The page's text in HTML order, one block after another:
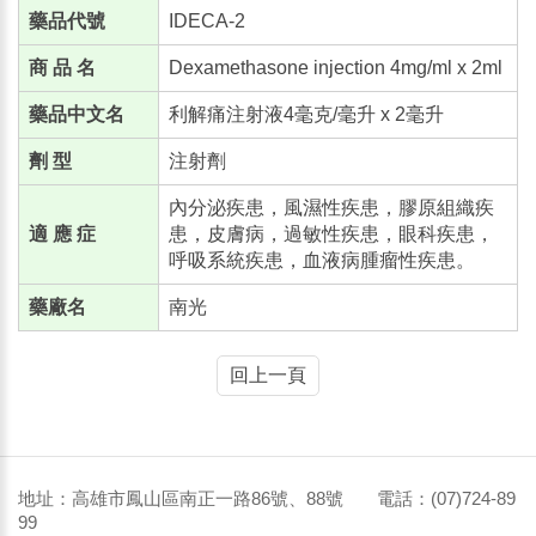
藥品代號 IDECA-2
商 品 名 Dexamethasone injection 4mg/ml x 2ml
藥品中文名 利解痛注射液4毫克/毫升 x 2毫升
劑 型 注射劑
適 應 症
內分泌疾患，風濕性疾患，膠原組織疾
患，皮膚病，過敏性疾患，眼科疾患，
呼吸系統疾患，血液病腫瘤性疾患。
藥廠名 南光
回上一頁
地址：高雄市鳳山區南正一路86號、88號 電話：(07)724-89
99